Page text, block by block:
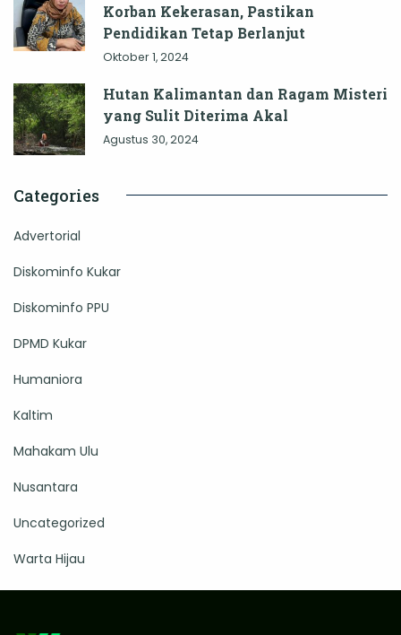
Korban Kekerasan, Pastikan
Pendidikan Tetap Berlanjut
Oktober 1, 2024
Hutan Kalimantan dan Ragam Misteri
yang Sulit Diterima Akal
Agustus 30, 2024
Categories
Advertorial
Diskominfo Kukar
Diskominfo PPU
DPMD Kukar
Humaniora
Kaltim
Mahakam Ulu
Nusantara
Uncategorized
Warta Hijau